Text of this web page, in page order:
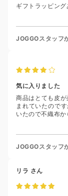
ギフトラッピング
JOGGOスタッフ
気に入りました
商品はとても皮
まれていたので
いたので不織布
JOGGOスタッフ
リラ さん